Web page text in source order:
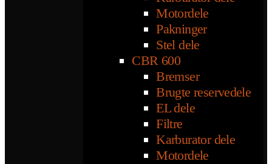
Motordele
Pakninger
Stel dele
CBR 600
Bremser
Brugte reservedele
EL dele
Filtre
Karburator dele
Motordele